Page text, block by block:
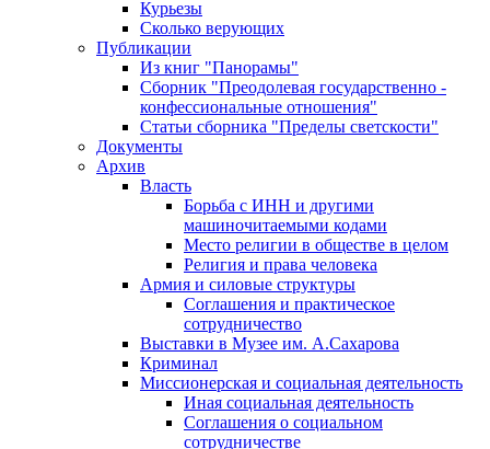
Курьезы
Сколько верующих
Публикации
Из книг "Панорамы"
Сборник "Преодолевая государственно -
конфессиональные отношения"
Статьи сборника "Пределы светскости"
Документы
Архив
Власть
Борьба с ИНН и другими
машиночитаемыми кодами
Место религии в обществе в целом
Религия и права человека
Армия и силовые структуры
Соглашения и практическое
сотрудничество
Выставки в Музее им. А.Сахарова
Криминал
Миссионерская и социальная деятельность
Иная социальная деятельность
Соглашения о социальном
сотрудничестве